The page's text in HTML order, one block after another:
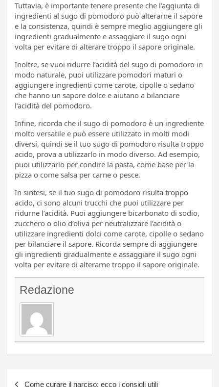
Tuttavia, è importante tenere presente che l’aggiunta di
ingredienti al sugo di pomodoro può alterarne il sapore
e la consistenza, quindi è sempre meglio aggiungere gli
ingredienti gradualmente e assaggiare il sugo ogni
volta per evitare di alterare troppo il sapore originale.
Inoltre, se vuoi ridurre l’acidità del sugo di pomodoro in
modo naturale, puoi utilizzare pomodori maturi o
aggiungere ingredienti come carote, cipolle o sedano
che hanno un sapore dolce e aiutano a bilanciare
l’acidità del pomodoro.
Infine, ricorda che il sugo di pomodoro è un ingrediente
molto versatile e può essere utilizzato in molti modi
diversi, quindi se il tuo sugo di pomodoro risulta troppo
acido, prova a utilizzarlo in modo diverso. Ad esempio,
puoi utilizzarlo per condire la pasta, come base per la
pizza o come salsa per carne o pesce.
In sintesi, se il tuo sugo di pomodoro risulta troppo
acido, ci sono alcuni trucchi che puoi utilizzare per
ridurne l’acidità. Puoi aggiungere bicarbonato di sodio,
zucchero o olio d’oliva per neutralizzare l’acidità o
utilizzare ingredienti dolci come carote, cipolle o sedano
per bilanciare il sapore. Ricorda sempre di aggiungere
gli ingredienti gradualmente e assaggiare il sugo ogni
volta per evitare di alterarne troppo il sapore originale.
Redazione
Come curare il narciso: ecco i consigli utili